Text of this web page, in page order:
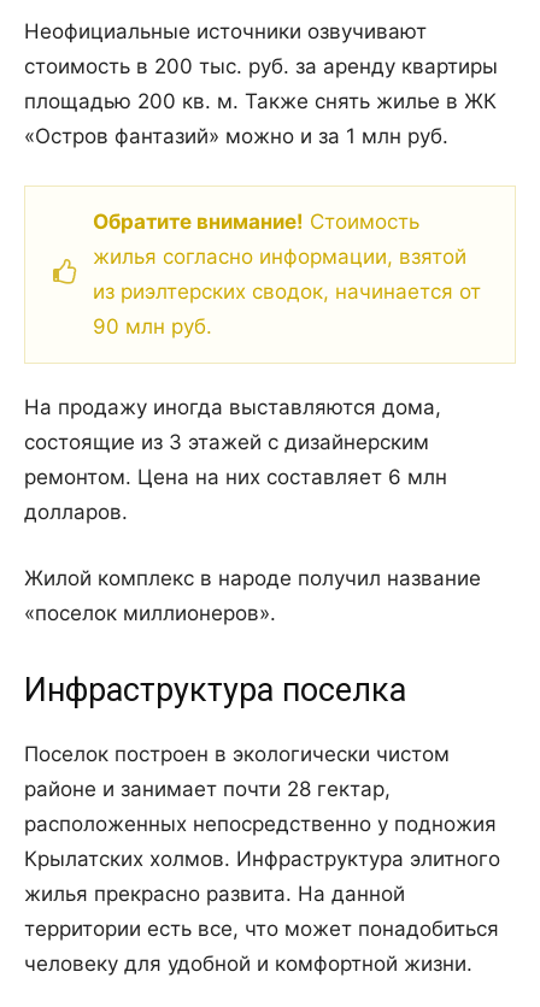
Неофициальные источники озвучивают
стоимость в 200 тыс. руб. за аренду квартиры
площадью 200 кв. м. Также снять жилье в ЖК
«Остров фантазий» можно и за 1 млн руб.
Обратите внимание! Стоимость
жилья согласно информации, взятой
из риэлтерских сводок, начинается от
90 млн руб.
На продажу иногда выставляются дома,
состоящие из 3 этажей с дизайнерским
ремонтом. Цена на них составляет 6 млн
долларов.
Жилой комплекс в народе получил название
«поселок миллионеров».
Инфраструктура поселка
Поселок построен в экологически чистом
районе и занимает почти 28 гектар,
расположенных непосредственно у подножия
Крылатских холмов. Инфраструктура элитного
жилья прекрасно развита. На данной
территории есть все, что может понадобиться
человеку для удобной и комфортной жизни.